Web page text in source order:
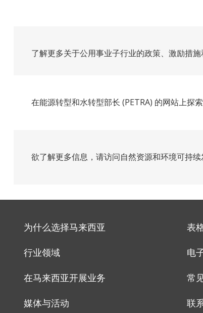
了解更多关于公用事业子行业的政策、激励措施
在能源转型和水转型部长 (PETRA) 的网站上探
欲了解更多信息，请访问自然资源和环境可持续
为什么选择马来西亚
行业领域
在马来西亚开展业务
媒体与活动
表
电
常
联